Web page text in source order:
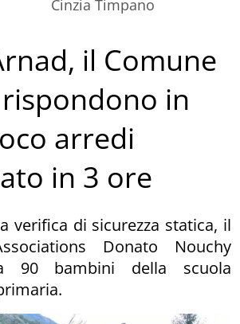
Cinzia Timpano
il Comune
in
arredi
in 3 ore
verifica di sicurezza statica, il
Donato Nouchy
90 bambini della scuola